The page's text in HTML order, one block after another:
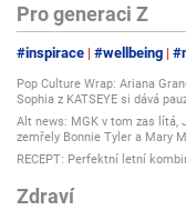
Pro generaci Z
#inspirace #wellbeing
Pop Culture Wrap: Ariana
Sophia z KATSEYE si dává
Alt news: MGK v tom zas lítá,
zemřely Bonnie Tyler a Mary
RECEPT: Perfektní letní
Zdraví